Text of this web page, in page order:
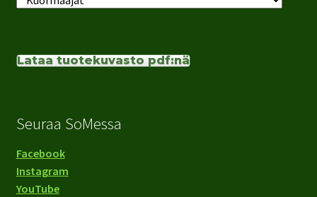
Lataa tuotekuvasto pdf:nä
Seuraa SoMessa
Facebook
Instagram
YouTube